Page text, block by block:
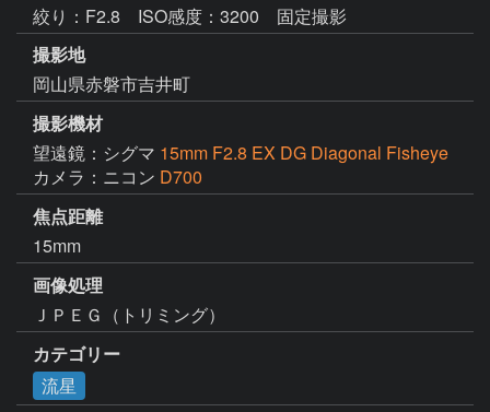
絞り：F2.8 ISO感度：3200 固定撮影
撮影地
岡山県赤磐市吉井町
撮影機材
望遠鏡：シグマ 15mm F2.8 EX DG Diagonal Fisheye
カメラ：ニコン D700
焦点距離
15mm
画像処理
ＪＰＥＧ（トリミング）
カテゴリー
流星